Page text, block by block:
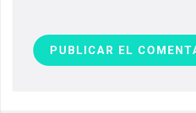
PUBLICAR EL